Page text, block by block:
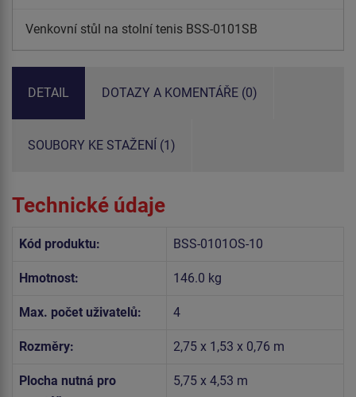
Venkovní stůl na stolní tenis BSS-0101SB
DETAIL DOTAZY A KOMENTÁŘE (0)
SOUBORY KE STAŽENÍ (1)
Technické údaje
Kód produktu: BSS-0101OS-10
Hmotnost: 146.0 kg
Max. počet uživatelů: 4
Rozměry: 2,75 x 1,53 x 0,76 m
Plocha nutná pro
5,75 x 4,53 m